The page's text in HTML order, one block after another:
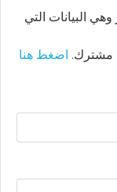
البيانات التي
مشترك. اضغط هنا